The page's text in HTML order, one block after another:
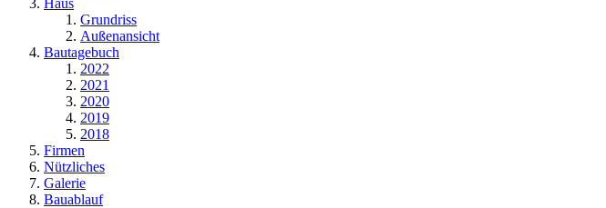
Haus
Grundriss
Außenansicht
Bautagebuch
2022
2021
2020
2019
2018
Firmen
Nützliches
Galerie
Bauablauf